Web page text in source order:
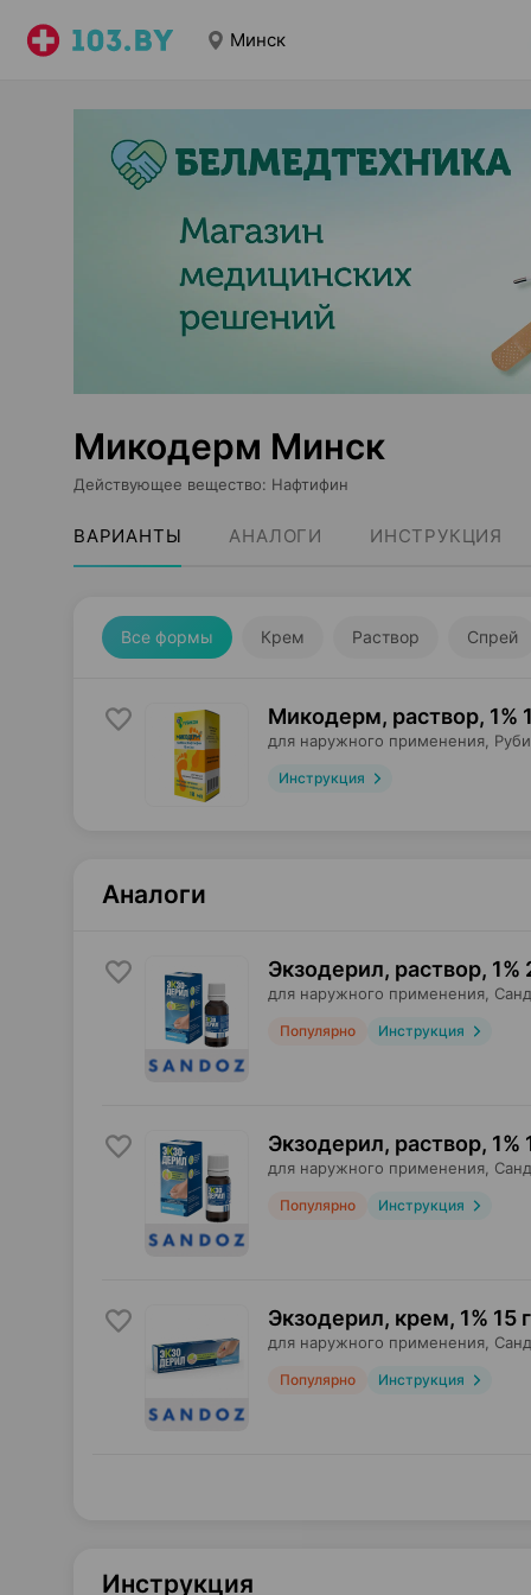
Минск
Микодерм Минск
Действующее вещество: Нафтифин
ВАРИАНТЫ АНАЛОГИ ИНСТРУКЦИЯ
Все формы Крем Раствор Спрей
Микодерм, раствор, 1%
для наружного применения,
Инструкция
Аналоги
Экзодерил, раствор, 1%
для наружного применения,
Популярно Инструкция
Экзодерил, раствор, 1%
для наружного применения,
Популярно Инструкция
Экзодерил, крем, 1% 15 г
для наружного применения,
Популярно Инструкция
Инструкция